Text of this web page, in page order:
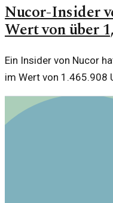
Nucor-Insider
Wert von über
Ein Insider von Nucor
im Wert von 1.465.908
wirft Fragen zur